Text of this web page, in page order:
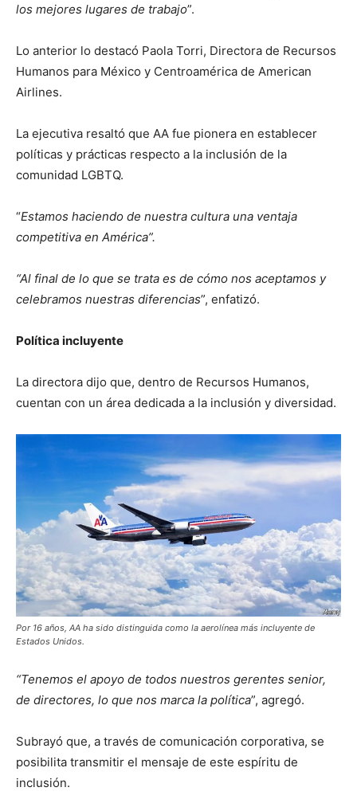
los mejores lugares de trabajo”.
Lo anterior lo destacó Paola Torri, Directora de Recursos
Humanos para México y Centroamérica de American
Airlines.
La ejecutiva resaltó que AA fue pionera en establecer
políticas y prácticas respecto a la inclusión de la
comunidad LGBTQ.
“Estamos haciendo de nuestra cultura una ventaja
competitiva en América”.
“Al final de lo que se trata es de cómo nos aceptamos y
celebramos nuestras diferencias”, enfatizó.
Política incluyente
La directora dijo que, dentro de Recursos Humanos,
cuentan con un área dedicada a la inclusión y diversidad.
Por 16 años, AA ha sido distinguida como la aerolínea más incluyente de
Estados Unidos.
“Tenemos el apoyo de todos nuestros gerentes senior,
de directores, lo que nos marca la política”, agregó.
Subrayó que, a través de comunicación corporativa, se
posibilita transmitir el mensaje de este espíritu de
inclusión.